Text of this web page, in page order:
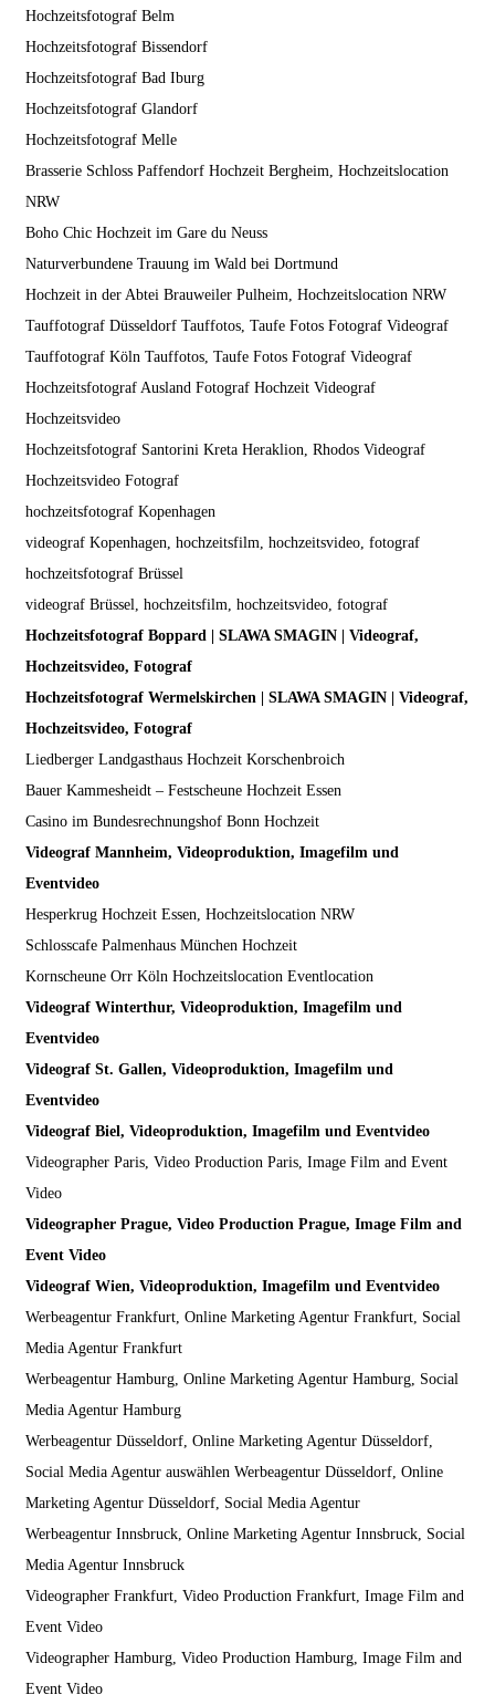
Hochzeitsfotograf Belm
Hochzeitsfotograf Bissendorf
Hochzeitsfotograf Bad Iburg
Hochzeitsfotograf Glandorf
Hochzeitsfotograf Melle
Brasserie Schloss Paffendorf Hochzeit Bergheim, Hochzeitslocation
NRW
Boho Chic Hochzeit im Gare du Neuss
Naturverbundene Trauung im Wald bei Dortmund
Hochzeit in der Abtei Brauweiler Pulheim, Hochzeitslocation NRW
Tauffotograf Düsseldorf Tauffotos, Taufe Fotos Fotograf Videograf
Tauffotograf Köln Tauffotos, Taufe Fotos Fotograf Videograf
Hochzeitsfotograf Ausland Fotograf Hochzeit Videograf
Hochzeitsvideo
Hochzeitsfotograf Santorini Kreta Heraklion, Rhodos Videograf
Hochzeitsvideo Fotograf
hochzeitsfotograf Kopenhagen
videograf Kopenhagen, hochzeitsfilm, hochzeitsvideo, fotograf
hochzeitsfotograf Brüssel
videograf Brüssel, hochzeitsfilm, hochzeitsvideo, fotograf
Hochzeitsfotograf Boppard | SLAWA SMAGIN | Videograf,
Hochzeitsvideo, Fotograf
Hochzeitsfotograf Wermelskirchen | SLAWA SMAGIN | Videograf,
Hochzeitsvideo, Fotograf
Liedberger Landgasthaus Hochzeit Korschenbroich
Bauer Kammesheidt – Festscheune Hochzeit Essen
Casino im Bundesrechnungshof Bonn Hochzeit
Videograf Mannheim, Videoproduktion, Imagefilm und
Eventvideo
Hesperkrug Hochzeit Essen, Hochzeitslocation NRW
Schlosscafe Palmenhaus München Hochzeit
Kornscheune Orr Köln Hochzeitslocation Eventlocation
Videograf Winterthur, Videoproduktion, Imagefilm und
Eventvideo
Videograf St. Gallen, Videoproduktion, Imagefilm und
Eventvideo
Videograf Biel, Videoproduktion, Imagefilm und Eventvideo
Videographer Paris, Video Production Paris, Image Film and Event
Video
Videographer Prague, Video Production Prague, Image Film and
Event Video
Videograf Wien, Videoproduktion, Imagefilm und Eventvideo
Werbeagentur Frankfurt, Online Marketing Agentur Frankfurt, Social
Media Agentur Frankfurt
Werbeagentur Hamburg, Online Marketing Agentur Hamburg, Social
Media Agentur Hamburg
Werbeagentur Düsseldorf, Online Marketing Agentur Düsseldorf,
Social Media Agentur auswählen Werbeagentur Düsseldorf, Online
Marketing Agentur Düsseldorf, Social Media Agentur
Werbeagentur Innsbruck, Online Marketing Agentur Innsbruck, Social
Media Agentur Innsbruck
Videographer Frankfurt, Video Production Frankfurt, Image Film and
Event Video
Videographer Hamburg, Video Production Hamburg, Image Film and
Event Video